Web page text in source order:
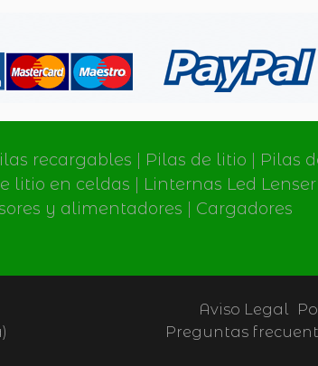
recargables Pilas de litio
Pilas
litio en celdas
Linternas Led Lenser
y alimentadores
Cargadores
Aviso Legal
Preguntas